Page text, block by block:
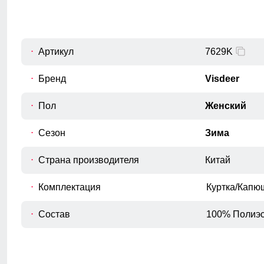
Измеряется вокруг самой широкой
части бедер и ягодиц.
Длина плеч по спине
Артикул 7629K
Бренд Visdeer
Пол Женский
Сезон Зима
Страна производителя Китай
Комплектация Куртка/
Состав 100%